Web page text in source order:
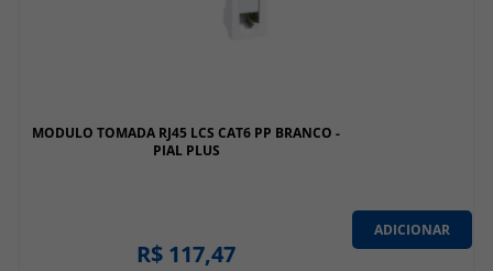
MODULO TOMADA RJ45 LCS CAT6 PP BRANCO -
PIAL PLUS
R$ 117,47
ADICIONAR